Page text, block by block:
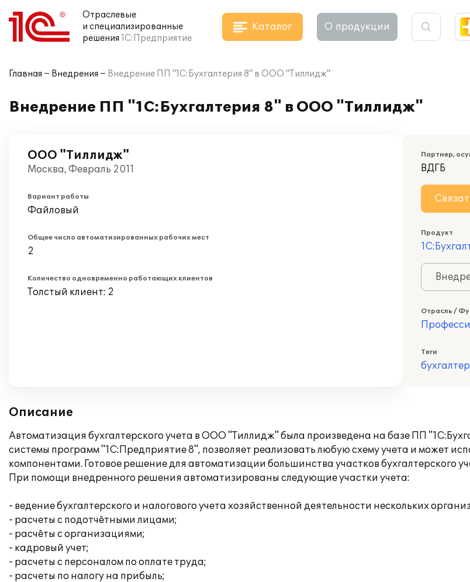
Отраслевые
и специализированные
решения 1С:Предприятие
Каталог О продукции
Главная Внедрения Внедрение ПП "1С:Бухгалтерия 8" в ООО "Тиллидж"
Внедрение ПП "1С:Бухгалтерия 8" в ООО "Тиллидж"
ООО "Тиллидж"
Москва, Февраль 2011
Вариант работы
Файловый
Общее число автоматизированных рабочих мест
2
Количество одновременно работающих клиентов
Толстый клиент: 2
Партнер,
ВДГБ
Продукт
Отрасль /
Теги
Описание
Автоматизация бухгалтерского учета в ООО "Тиллидж" была произведена на базе ПП
системы программ "1С:Предприятие 8", позволяет реализовать любую схему учета и может
компонентами. Готовое решение для автоматизации большинства участков бухгалтерского
При помощи внедренного решения автоматизированы следующие участки учета:
- ведение бухгалтерского и налогового учета хозяйственной деятельности нескольких
- расчеты с подотчётными лицами;
- расчёты с организациями;
- кадровый учет;
- расчеты с персоналом по оплате труда;
- расчеты по налогу на прибыль;